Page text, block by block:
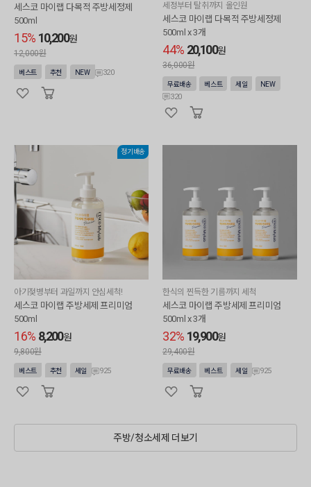
세스코 마이랩 다목적 주방세정제
500ml
15% 10,200원
12,000원
베스트 추천 NEW 320
세정부터 탈취까지 올인원
세스코 마이랩 다목적 주방세정제
500ml x 3개
44% 20,100원
36,000원
무료배송 베스트 세일 NEW
320
정기배송
아기젖병부터 과일까지 안심세척!
세스코 마이랩 주방세제 프리미엄
500ml
16% 8,200원
9,800원
베스트 추천 세일 925
한식의 찐득한 기름까지 세척
세스코 마이랩 주방세제 프리미엄
500ml x 3개
32% 19,900원
29,400원
무료배송 베스트 세일 925
주방/청소세제 더보기